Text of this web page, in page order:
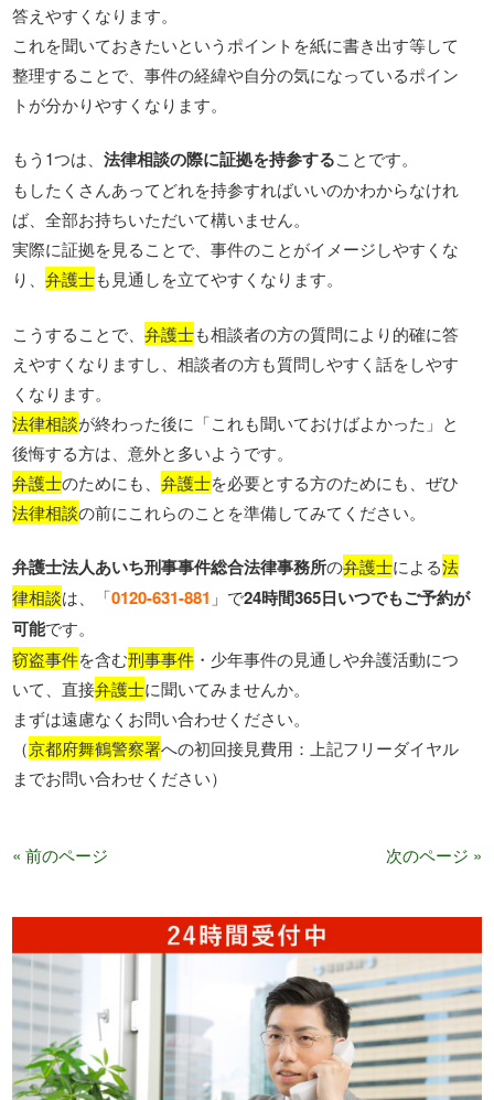
答えやすくなります。
これを聞いておきたいというポイントを紙に書き出す等して
整理することで、事件の経緯や自分の気になっているポイン
トが分かりやすくなります。
もう1つは、法律相談の際に証拠を持参することです。
もしたくさんあってどれを持参すればいいのかわからなけれ
ば、全部お持ちいただいて構いません。
実際に証拠を見ることで、事件のことがイメージしやすくな
り、弁護士も見通しを立てやすくなります。
こうすることで、弁護士も相談者の方の質問により的確に答
えやすくなりますし、相談者の方も質問しやすく話をしやす
くなります。
法律相談が終わった後に「これも聞いておけばよかった」と
後悔する方は、意外と多いようです。
弁護士のためにも、弁護士を必要とする方のためにも、ぜひ
法律相談の前にこれらのことを準備してみてください。
弁護士法人あいち刑事事件総合法律事務所の弁護士による法
律相談は、「0120-631-881 」で24時間365日いつでもご予約が
可能です。
窃盗事件を含む刑事事件 ・少年事件の見通しや弁護活動につ
いて、直接弁護士に聞いてみませんか。
まずは遠慮なくお問い合わせください。
（京都府舞鶴警察署への初回接見費用：上記フリーダイヤル
までお問い合わせください）
« 前のページ 次のページ »